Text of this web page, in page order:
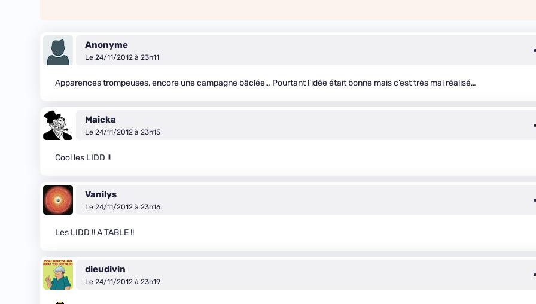
Anonyme
Le 24/11/2012 à 23h11
Apparences trompeuses, encore une campagne bâclée… Pourtant l’idée était bonne mais c’est très mal réalisé…
Maicka
Le 24/11/2012 à 23h15
Cool les LIDD !!
Vanilys
Le 24/11/2012 à 23h16
Les LIDD !! A TABLE !!
dieudivin
Le 24/11/2012 à 23h19